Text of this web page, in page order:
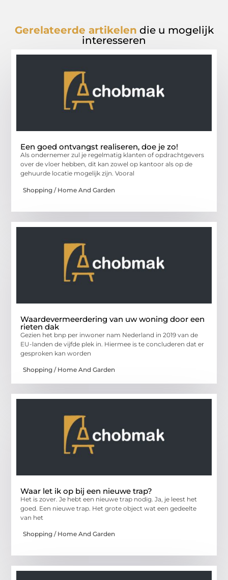
Gerelateerde artikelen die u mogelijk
interesseren
Een goed ontvangst realiseren, doe je zo!
Als ondernemer zul je regelmatig klanten of opdrachtgevers
over de vloer hebben, dit kan zowel op kantoor als op de
gehuurde locatie mogelijk zijn. Vooral
Shopping / Home And Garden
Waardevermeerdering van uw woning door een
rieten dak
Gezien het bnp per inwoner nam Nederland in 2019 van de
EU-landen de vijfde plek in. Hiermee is te concluderen dat er
gesproken kan worden
Shopping / Home And Garden
Waar let ik op bij een nieuwe trap?
Het is zover. Je hebt een nieuwe trap nodig. Ja, je leest het
goed. Een nieuwe trap. Het grote object wat een gedeelte
van het
Shopping / Home And Garden